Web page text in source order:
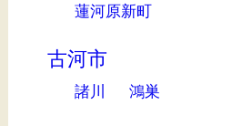
蓮河原新町
古河市
諸川 鴻巣